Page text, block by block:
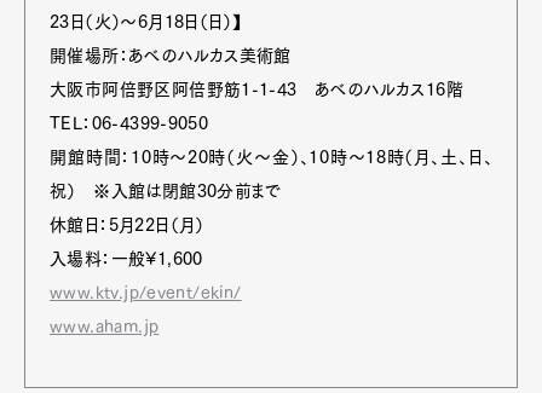
23日（火）〜6月18日（日）】
開催場所：あべのハルカス美術館
大阪市阿倍野区阿倍野筋1-1-43 あべのハルカス16階
TEL：06-4399-9050
開館時間：10時〜20時（火〜金）、10時〜18時（月、土、日、
祝） ※入館は閉館30分前まで
休館日：5月22日（月）
入場料：一般¥1,600
www.ktv.jp/event/ekin/
www.aham.jp